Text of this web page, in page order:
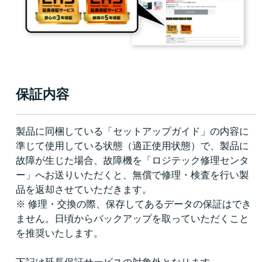
保証内容
製品に同梱している「セットアップガイド」の内容に
準じて使用している状態（適正使用状態）で、製品に
故障が生じた場合、故障機を「ロジテック修理センタ
ー」へお送りいただくと、無償で修理・検査を行い製
品を返却させていただきます。
※ 修理・交換の際、保存してあるデータの保証はでき
ません。日頃からバックアップを取っていただくこと
を推奨いたします。